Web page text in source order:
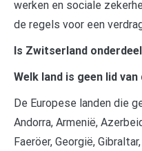
werken en sociale
de regels voor een
Is Zwitserland onderdeel
Welk land is geen lid van
De Europese landen die
Andorra, Armenië,
Faeröer, Georgië,